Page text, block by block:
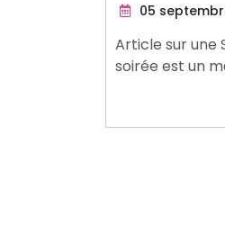
05
Article sur une
soirée est un